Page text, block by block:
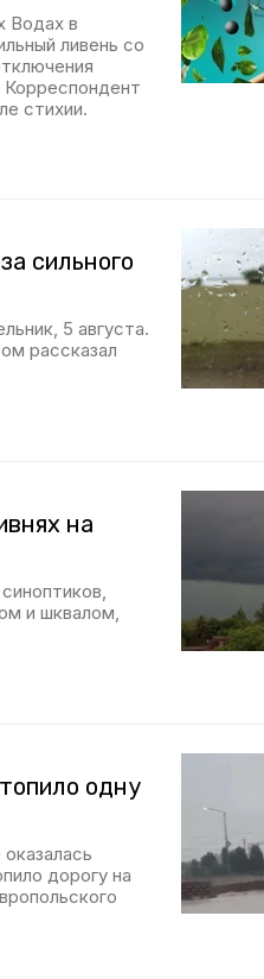
Водах в
ливень со
стихии.
сильного
5 августа.
рассказал
на
и шквалом,
одну
дорогу на